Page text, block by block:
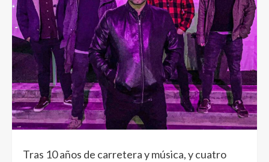
Tras 10 años de carretera y música, y cuatro